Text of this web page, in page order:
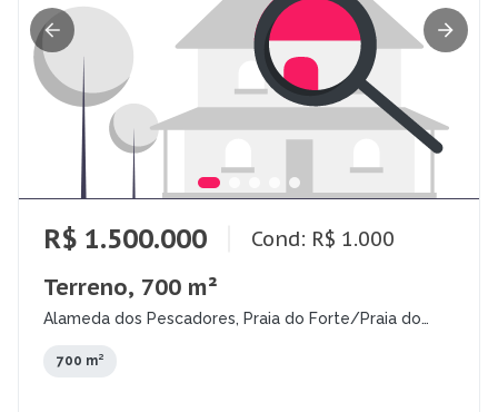
R$ 1.500.000 Cond: R$ 1.000
Terreno, 700 m²
Alameda dos Pescadores, Praia do Forte/Praia do
700 m²